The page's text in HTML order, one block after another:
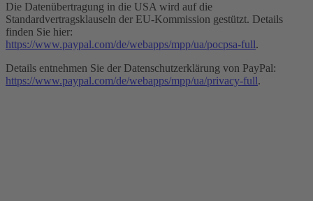
Die Datenübertragung in die USA wird auf die
Standardvertragsklauseln der EU-Kommission gestützt. Details
finden Sie hier:
https://www.paypal.com/de/webapps/mpp/ua/pocpsa-full.
Details entnehmen Sie der Datenschutzerklärung von PayPal:
https://www.paypal.com/de/webapps/mpp/ua/privacy-full.